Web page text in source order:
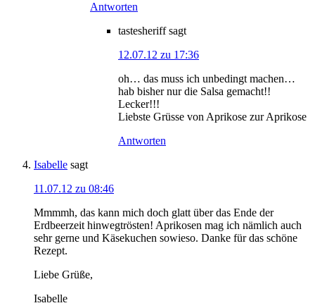
Antworten
tastesheriff sagt
12.07.12 zu 17:36
oh… das muss ich unbedingt machen…
hab bisher nur die Salsa gemacht!!
Lecker!!!
Liebste Grüsse von Aprikose zur Aprikose
Antworten
Isabelle sagt
11.07.12 zu 08:46
Mmmmh, das kann mich doch glatt über das Ende der
Erdbeerzeit hinwegtrösten! Aprikosen mag ich nämlich auch
sehr gerne und Käsekuchen sowieso. Danke für das schöne
Rezept.
Liebe Grüße,
Isabelle